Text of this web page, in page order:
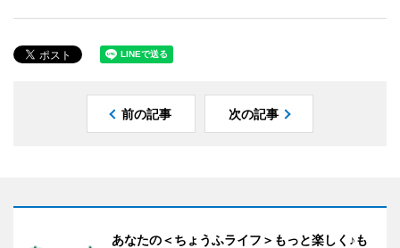
前の記事 次の記事
あなたの＜ちょうふライフ＞もっと楽しく♪も